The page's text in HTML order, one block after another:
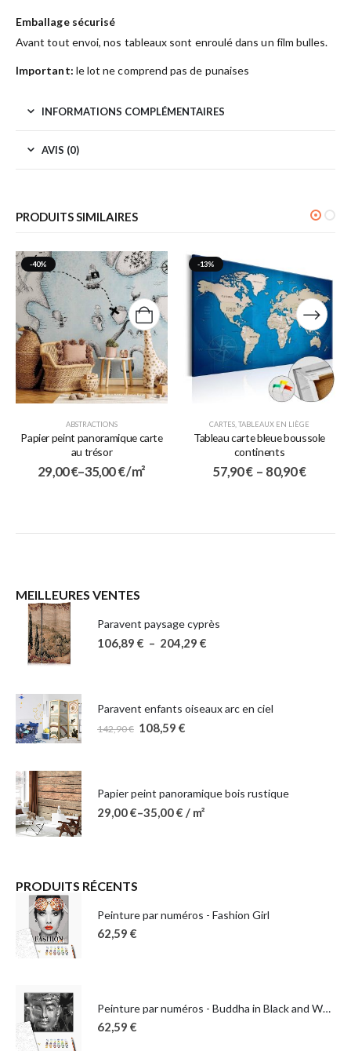
Emballage sécurisé
Avant tout envoi, nos tableaux sont enroulé dans un film bulles.
Important: le lot ne comprend pas de punaises
INFORMATIONS COMPLÉMENTAIRES
AVIS (0)
PRODUITS SIMILAIRES
-40%
ABSTRACTIONS
Papier peint panoramique carte
au trésor
29,00€–35,00€/ m²
-13%
CARTES TABLEAUX EN LIÈGE
Tableau carte bleue boussole
continents
57,90€ – 80,90€
MEILLEURES VENTES
Paravent paysage cyprès
106,89 € – 204,29 €
Paravent enfants oiseaux arc en ciel
142,90€ 108,59 €
Papier peint panoramique bois rustique
29,00€–35,00€ / m²
PRODUITS RÉCENTS
Peinture par numéros - Fashion Girl
62,59 €
Peinture par numéros - Buddha in Black and White
62,59 €